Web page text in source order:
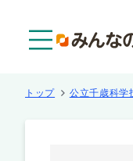
トップ 公立千歳科学